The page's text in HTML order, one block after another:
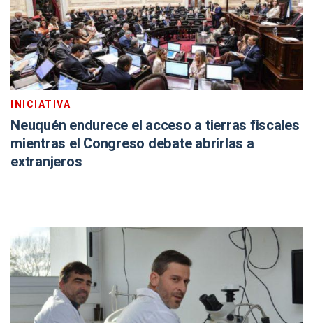
INICIATIVA
Neuquén endurece el acceso a tierras fiscales
mientras el Congreso debate abrirlas a
extranjeros